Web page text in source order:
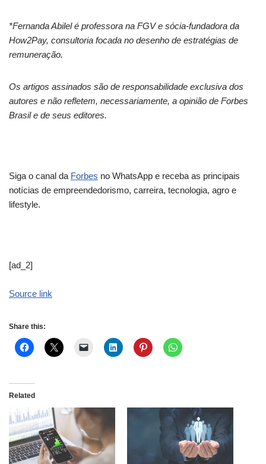
*Fernanda Abilel é professora na FGV e sócia-fundadora da
How2Pay, consultoria focada no desenho de estratégias de
remuneração.
Os artigos assinados são de responsabilidade exclusiva dos
autores e não refletem, necessariamente, a opinião de Forbes
Brasil e de seus editores.
Siga o canal da Forbes no WhatsApp e receba as principais
notícias de empreendedorismo, carreira, tecnologia, agro e
lifestyle.
[ad_2]
Source link
Share this:
Related